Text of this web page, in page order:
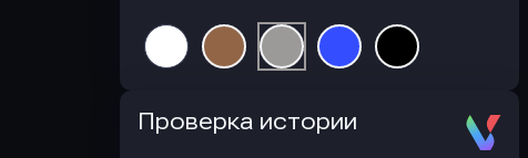
Проверка истории